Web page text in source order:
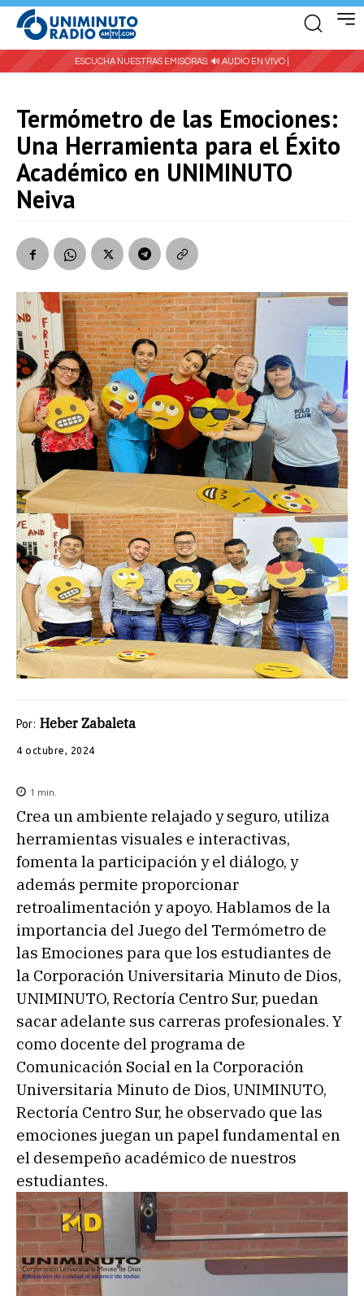
ESCUCHA NUESTRAS EMISORAS: 🔊 AUDIO EN VIVO |
Termómetro de las Emociones:
Una Herramienta para el Éxito
Académico en UNIMINUTO
Neiva
Por: Heber Zabaleta
4 octubre, 2024
1 min.
Crea un ambiente relajado y seguro, utiliza
herramientas visuales e interactivas,
fomenta la participación y el diálogo, y
además permite proporcionar
retroalimentación y apoyo. Hablamos de la
importancia del Juego del Termómetro de
las Emociones para que los estudiantes de
la Corporación Universitaria Minuto de Dios,
UNIMINUTO, Rectoría Centro Sur, puedan
sacar adelante sus carreras profesionales. Y
como docente del programa de
Comunicación Social en la Corporación
Universitaria Minuto de Dios, UNIMINUTO,
Rectoría Centro Sur, he observado que las
emociones juegan un papel fundamental en
el desempeño académico de nuestros
estudiantes.